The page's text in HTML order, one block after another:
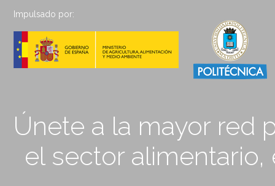
Impulsado por:
Únete a la mayor red
el sector